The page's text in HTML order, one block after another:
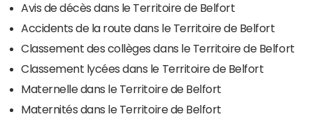
Avis de décès dans le Territoire de Belfort
Accidents de la route dans le Territoire de Belfort
Classement des collèges dans le Territoire de Belfort
Classement lycées dans le Territoire de Belfort
Maternelle dans le Territoire de Belfort
Maternités dans le Territoire de Belfort